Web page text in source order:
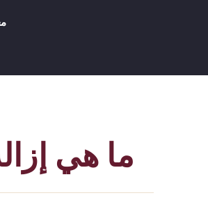
ما هي